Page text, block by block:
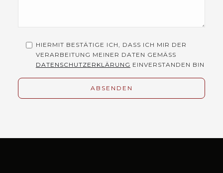
HIERMIT BESTÄTIGE ICH, DASS ICH MIR DER
VERARBEITUNG MEINER DATEN GEMÄSS
DATENSCHUTZERKLÄRUNG EINVERSTANDEN BIN